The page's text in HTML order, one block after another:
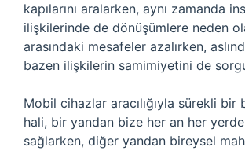
kapılarını aralarken, aynı zamanda
ilişkilerinde de dönüşümlere neden
arasındaki mesafeler azalırken,
bazen ilişkilerin samimiyetini de
Mobil cihazlar aracılığıyla sürekli bir
hali, bir yandan bize her an her yerde
sağlarken, diğer yandan bireysel